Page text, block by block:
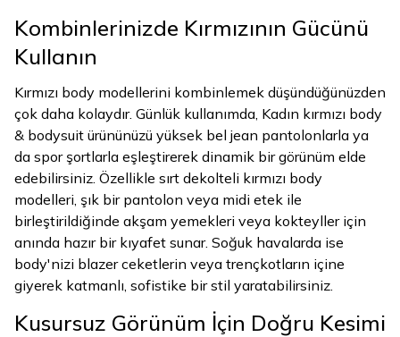
Kombinlerinizde Kırmızının Gücünü
Kullanın
Kırmızı body modellerini kombinlemek düşündüğünüzden
çok daha kolaydır. Günlük kullanımda, Kadın kırmızı body
& bodysuit ürününüzü yüksek bel jean pantolonlarla ya
da spor şortlarla eşleştirerek dinamik bir görünüm elde
edebilirsiniz. Özellikle sırt dekolteli kırmızı body
modelleri, şık bir pantolon veya midi etek ile
birleştirildiğinde akşam yemekleri veya kokteyller için
anında hazır bir kıyafet sunar. Soğuk havalarda ise
body'nizi blazer ceketlerin veya trençkotların içine
giyerek katmanlı, sofistike bir stil yaratabilirsiniz.
Kusursuz Görünüm İçin Doğru Kesimi